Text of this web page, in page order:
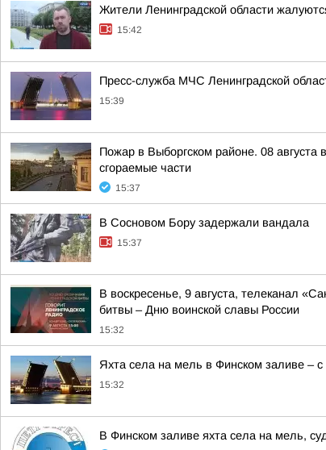
Жители Ленинградской области
15:42
Пресс-служба МЧС Ленинградской
15:39
Пожар в Выборгском районе. 08 августа
сгораемые части
15:37
В Сосновом Бору задержали вандала
15:37
В воскресенье, 9 августа, телеканал
битвы – Дню воинской славы России
15:32
Яхта села на мель в Финском заливе –
15:32
В Финском заливе яхта села на мель,